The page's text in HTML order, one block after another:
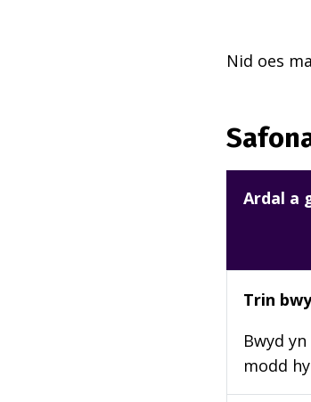
Nid oes
Ardal a
Trin
Bwyd
modd